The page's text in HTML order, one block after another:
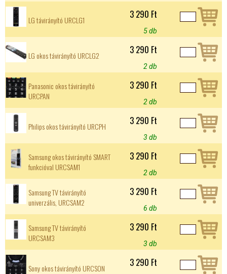
LG távirányító URCLG1 3 290 Ft
5 db
LG okos távirányító URCLG2 3 290 Ft
2 db
Panasonic okos távirányító
URCPAN
3 290 Ft
2 db
Philips okos távirányító URCPH 3 290 Ft
3 db
Samsung okos távirányító SMART
funkcióval URCSAM1
3 290 Ft
2 db
Samsung TV távirányító
univerzális, URCSAM2
3 290 Ft
6 db
Samsung TV távirányító
URCSAM3
3 290 Ft
3 db
Sony okos távirányító URCSON 3 290 Ft